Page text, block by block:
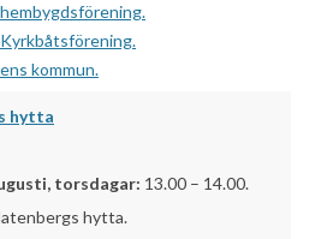
kommun.
hytta
torsdagar: 13.00 – 14.00.
hytta.